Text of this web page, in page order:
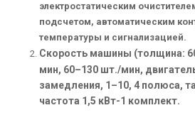
электростатическим
подсчетом, автоматическим
температуры и сигнализацией.
Скорость машины (толщина:
мин, 60–130 шт./мин,
замедления, 1–10, 4 полюса,
частота 1,5 кВт-1 комплект.